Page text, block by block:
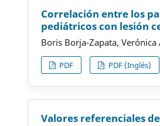
Correlación entre los
pediátricos con lesión
Boris Borja-Zapata,
PDF PDF (Inglés)
Valores referenciales